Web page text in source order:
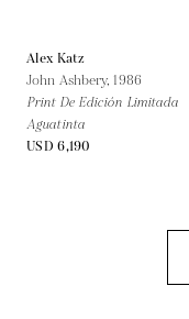
Alex Katz
John Ashbery,1986
Print De Edición Limitada
Aguatinta
USD 6,190